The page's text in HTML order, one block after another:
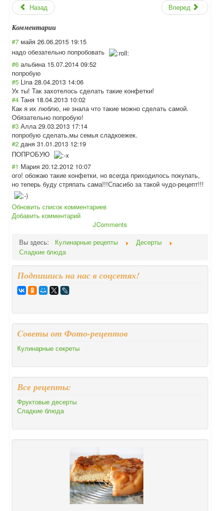
Назад Вперед
Комментарии
#7 майя 26.06.2015 19:15
надо обезательно попробовать
#6 альбина 15.07.2014 09:52
попробую
#5 Lina 28.04.2013 14:06
Ух ты! Так захотелось сделать такие конфетки!
#4 Таня 18.04.2013 10:02
Как я их люблю, не знала что такие можно сделать самой.
Обязательно попробую!
#3 Алла 29.03.2013 17:14
попробую сделать,мы семья сладкоежек.
#2 даня 31.01.2013 12:19
ПОПРОБУЮ
#1 Мария 20.12.2012 10:07
ого! обожаю такие конфетки, но всегда приходилось покупать,
но теперь буду стряпать сама!!!Спасибо за такой чудо-рецепт!!!
Обновить список комментариев
Добавить комментарий
JComments
Вы здесь:
Кулинарные рецепты
Десерты
Сладкие блюда
Подпишись на нас в соцсетях!
Cоветы от Фото-рецептов
Кулинарные секреты
Все рецепты:
Фруктовые десерты
Сладкие блюда